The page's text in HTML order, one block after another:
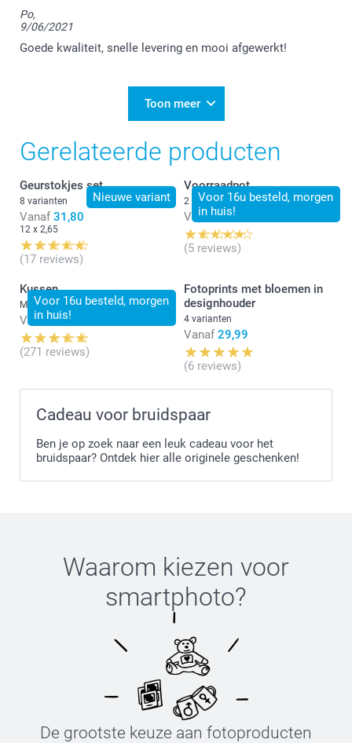
Po,
9/06/2021
Goede kwaliteit, snelle levering en mooi afgewerkt!
Toon meer
Gerelateerde producten
Nieuwe variant
Geurstokjes set
8 varianten
Vanaf 31,80
12 x 2,65
(17 reviews)
Voor 16u besteld, morgen
in huis!
Voorraadpot
2 varianten
Vanaf 27,99
(5 reviews)
Voor 16u besteld, morgen
in huis!
Kussen
Meer dan 10 varianten
Vanaf 20,99
(271 reviews)
Fotoprints met bloemen in
designhouder
4 varianten
Vanaf 29,99
(6 reviews)
Cadeau voor bruidspaar
Ben je op zoek naar een leuk cadeau voor het
bruidspaar? Ontdek hier alle originele geschenken!
Waarom kiezen voor
smartphoto?
De grootste keuze aan fotoproducten